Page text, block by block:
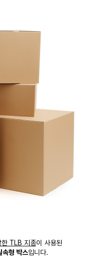
한 TLB 지종이 사용된
속형 박스입니다.